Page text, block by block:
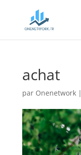
achat
par Onenetwork|